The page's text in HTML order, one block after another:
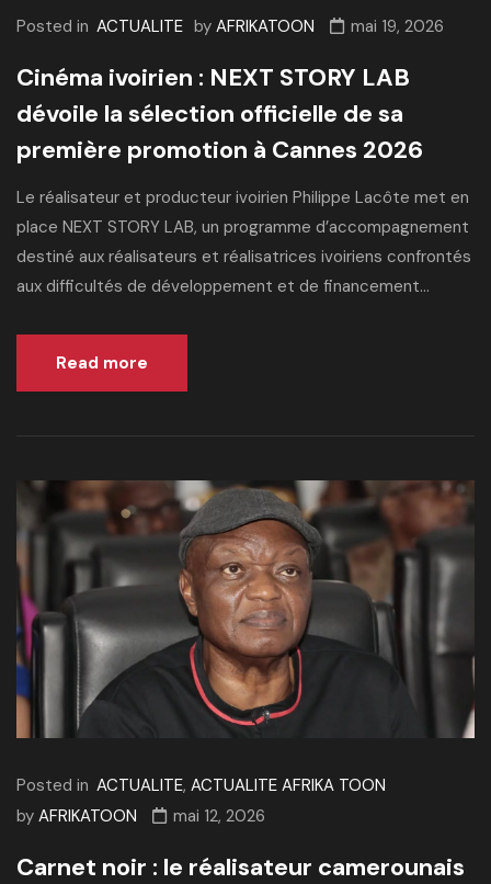
Posted in ACTUALITE by AFRIKATOON mai 19, 2026
Cinéma ivoirien : NEXT STORY LAB
dévoile la sélection officielle de sa
première promotion à Cannes 2026
Le réalisateur et producteur ivoirien Philippe Lacôte met en
place NEXT STORY LAB, un programme d’accompagnement
destiné aux réalisateurs et réalisatrices ivoiriens confrontés
aux difficultés de développement et de financement...
Read more
Posted in ACTUALITE, ACTUALITE AFRIKA TOON
by AFRIKATOON mai 12, 2026
Carnet noir : le réalisateur camerounais